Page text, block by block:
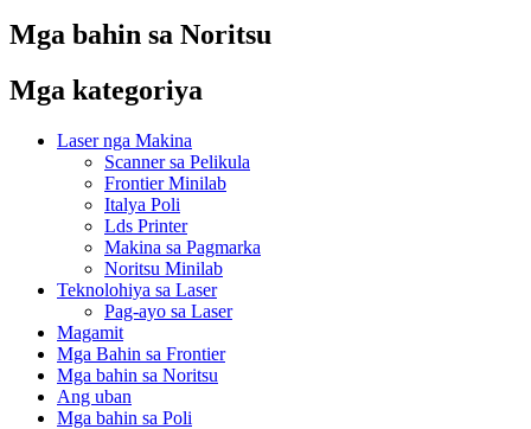
Mga bahin sa Noritsu
Mga kategoriya
Laser nga Makina
Scanner sa Pelikula
Frontier Minilab
Italya Poli
Lds Printer
Makina sa Pagmarka
Noritsu Minilab
Teknolohiya sa Laser
Pag-ayo sa Laser
Magamit
Mga Bahin sa Frontier
Mga bahin sa Noritsu
Ang uban
Mga bahin sa Poli